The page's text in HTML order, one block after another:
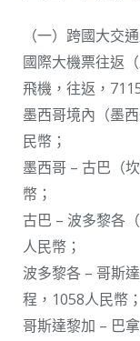
（一）跨國大交
國際大機票往返
飛機，往返，
墨西哥境內（墨
民幣；
墨西哥 – 古巴（
幣；
古巴 – 波多黎各
人民幣；
波多黎各 – 哥斯
程，1058人民幣；
哥斯達黎加 – 巴